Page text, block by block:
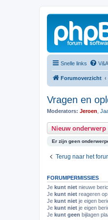
Snelle links V&A
Forumoverzicht
Vragen en
Moderators: Jeroen
Nieuw onderwerp
Er zijn geen
Terug naar het
FORUMPERMISSIES
Je kunt niet nieuwe
Je kunt niet reageren
Je kunt niet je eigen
Je kunt niet je eigen
Je kunt geen bijlagen